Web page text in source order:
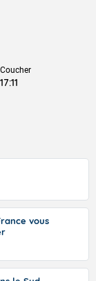
Coucher
17:11
vous